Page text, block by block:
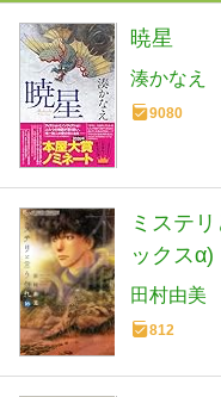
暁星
湊かなえ
9080
ミステ
ックスα)
田村由美
812